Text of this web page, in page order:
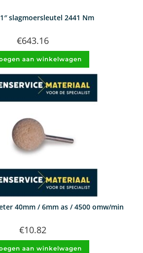
slagmoersleutel 2441 Nm
€643.16
aan winkelwagen
40mm / 6mm as / 4500 omw/min
€10.82
aan winkelwagen